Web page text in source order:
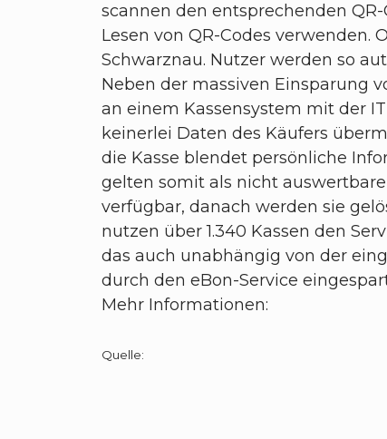
scannen den entsprechenden
Lesen von QR-Codes verwenden.
Schwarznau. Nutzer werden so
Neben der massiven Einsparung
an einem Kassensystem mit der
keinerlei Daten des Käufers
die Kasse blendet persönliche
gelten somit als nicht
verfügbar, danach werden sie
nutzen über 1.340 Kassen den
das auch unabhängig von der
durch den eBon-Service
Mehr Informationen:
Quelle: